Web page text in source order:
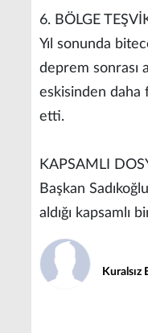
6. BÖLGE
Yıl sonunda
deprem sonrası
eskisinden daha
etti.
KAPSAMLI
Başkan
aldığı kapsamlı
Kuralsız